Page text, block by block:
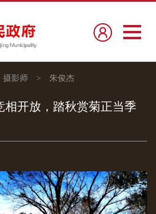
摄影师 > 朱俊杰
相开放，踏秋赏菊正当季